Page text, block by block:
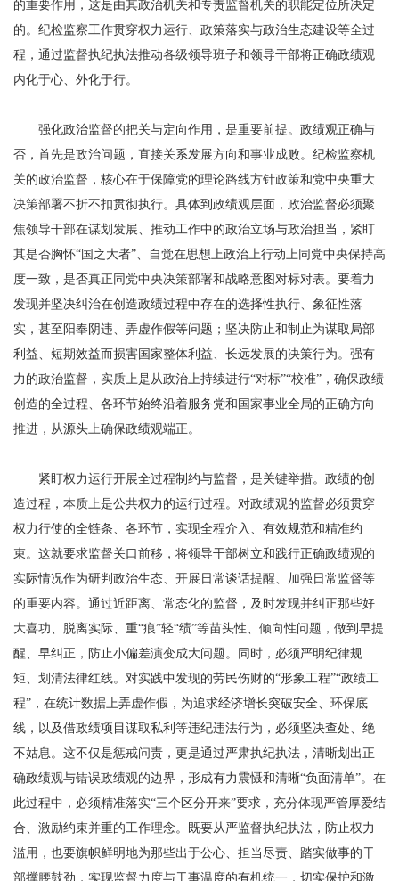
的重要作用，这是由其政治机关和专责监督机关的职能定位所决定
的。纪检监察工作贯穿权力运行、政策落实与政治生态建设等全过
程，通过监督执纪执法推动各级领导班子和领导干部将正确政绩观
内化于心、外化于行。
强化政治监督的把关与定向作用，是重要前提。政绩观正确与
否，首先是政治问题，直接关系发展方向和事业成败。纪检监察机
关的政治监督，核心在于保障党的理论路线方针政策和党中央重大
决策部署不折不扣贯彻执行。具体到政绩观层面，政治监督必须聚
焦领导干部在谋划发展、推动工作中的政治立场与政治担当，紧盯
其是否胸怀“国之大者”、自觉在思想上政治上行动上同党中央保持高
度一致，是否真正同党中央决策部署和战略意图对标对表。要着力
发现并坚决纠治在创造政绩过程中存在的选择性执行、象征性落
实，甚至阳奉阴违、弄虚作假等问题；坚决防止和制止为谋取局部
利益、短期效益而损害国家整体利益、长远发展的决策行为。强有
力的政治监督，实质上是从政治上持续进行“对标”“校准”，确保政绩
创造的全过程、各环节始终沿着服务党和国家事业全局的正确方向
推进，从源头上确保政绩观端正。
紧盯权力运行开展全过程制约与监督，是关键举措。政绩的创
造过程，本质上是公共权力的运行过程。对政绩观的监督必须贯穿
权力行使的全链条、各环节，实现全程介入、有效规范和精准约
束。这就要求监督关口前移，将领导干部树立和践行正确政绩观的
实际情况作为研判政治生态、开展日常谈话提醒、加强日常监督等
的重要内容。通过近距离、常态化的监督，及时发现并纠正那些好
大喜功、脱离实际、重“痕”轻“绩”等苗头性、倾向性问题，做到早提
醒、早纠正，防止小偏差演变成大问题。同时，必须严明纪律规
矩、划清法律红线。对实践中发现的劳民伤财的“形象工程”“政绩工
程”，在统计数据上弄虚作假，为追求经济增长突破安全、环保底
线，以及借政绩项目谋取私利等违纪违法行为，必须坚决查处、绝
不姑息。这不仅是惩戒问责，更是通过严肃执纪执法，清晰划出正
确政绩观与错误政绩观的边界，形成有力震慑和清晰“负面清单”。在
此过程中，必须精准落实“三个区分开来”要求，充分体现严管厚爱结
合、激励约束并重的工作理念。既要从严监督执纪执法，防止权力
滥用，也要旗帜鲜明地为那些出于公心、担当尽责、踏实做事的干
部撑腰鼓劲，实现监督力度与干事温度的有机统一，切实保护和激